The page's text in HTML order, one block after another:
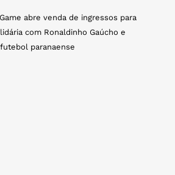
abre venda de ingressos para
com Ronaldinho Gaúcho e
paranaense